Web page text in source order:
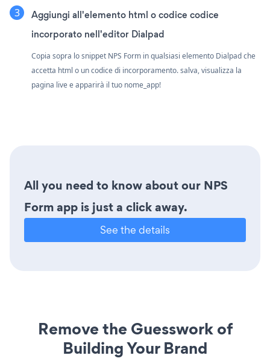
Aggiungi all'elemento html o codice codice
incorporato nell'editor Dialpad
Copia sopra lo snippet NPS Form in qualsiasi elemento Dialpad che
accetta html o un codice di incorporamento. salva, visualizza la
pagina live e apparirà il tuo nome_app!
All you need to know about our NPS
Form app is just a click away.
See the details
Remove the Guesswork of
Building Your Brand